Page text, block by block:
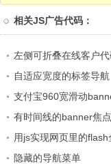
相关JS广告代码 ：
左侧可折叠在线客户
自适应宽度的标签导航
支付宝960宽滑动
有时间线的banner焦
用js实现网页里的
隐藏的导航菜单